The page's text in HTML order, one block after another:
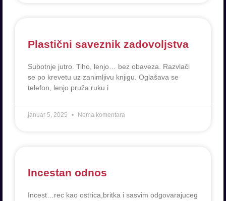
Plastični saveznik zadovoljstva
Subotnje jutro. Tiho, lenjo… bez obaveza. Razvlači
se po krevetu uz zanimljivu knjigu. Oglašava se
telefon, lenjo pruža ruku i
januar 5, 2025 Nema komentara
Incestan odnos
Incest…rec kao ostrica,britka i sasvim odgovarajuceg